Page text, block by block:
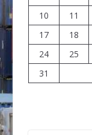
10
11
17
18
24
25
31